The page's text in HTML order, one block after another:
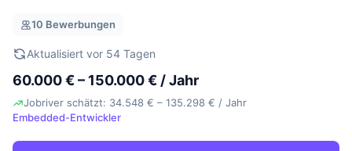
10 Bewerbungen
Aktualisiert vor 54 Tagen
60.000 € – 150.000 € / Jahr
Jobriver schätzt: 34.548 € – 135.298 € / Jahr
Embedded-Entwickler